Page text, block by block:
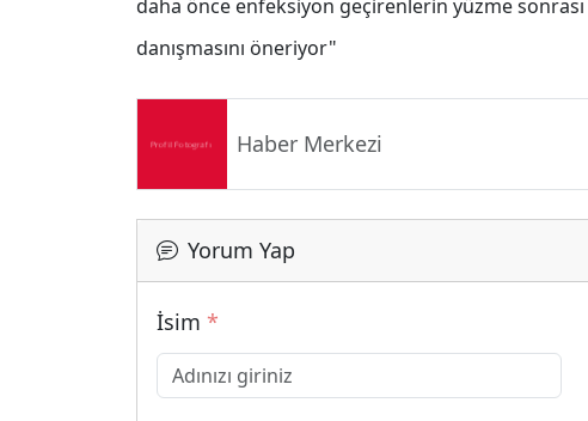
daha önce enfeksiyon geçirenlerin yüzme
danışmasını öneriyor"
Haber Merkezi
Yorum Yap
İsim *